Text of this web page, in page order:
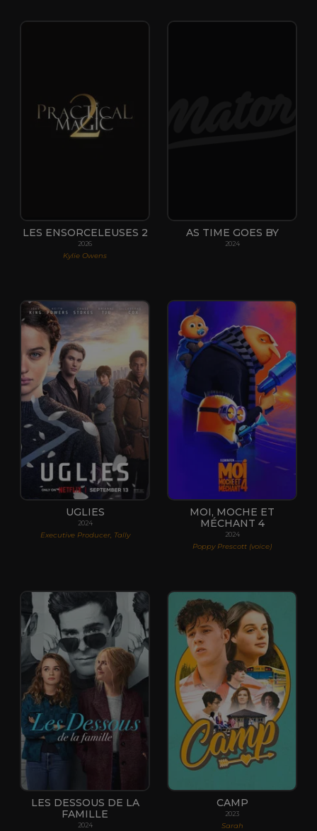
LES ENSORCELEUSES 2
2026
Kylie Owens
AS TIME GOES BY
2024
UGLIES
2024
Executive Producer, Tally
MOI, MOCHE ET
MÉCHANT 4
2024
Poppy Prescott (voice)
LES DESSOUS DE LA
FAMILLE
2024
CAMP
2023
Sarah